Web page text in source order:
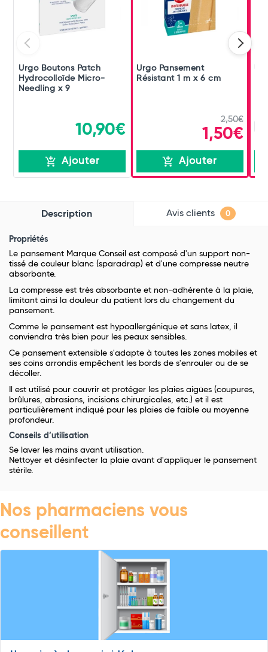
Urgo Boutons Patch
Hydrocolloïde Micro-
Needling x 9
10,90€
Ajouter
Urgo Pansement
Résistant 1 m x 6 cm
2,50€
1,50€
Ajouter
Description Avis clients 0
Propriétés
Le pansement Marque Conseil est composé d'un support non-
tissé de couleur blanc (sparadrap) et d'une compresse neutre
absorbante.
La compresse est très absorbante et non-adhérente à la plaie,
limitant ainsi la douleur du patient lors du changement du
pansement.
Comme le pansement est hypoallergénique et sans latex, il
conviendra très bien pour les peaux sensibles.
Ce pansement extensible s'adapte à toutes les zones mobiles et
ses coins arrondis empêchent les bords de s'enrouler ou de se
décoller.
Il est utilisé pour couvrir et protéger les plaies aigües (coupures,
brûlures, abrasions, incisions chirurgicales, etc.) et il est
particulièrement indiqué pour les plaies de faible ou moyenne
profondeur.
Conseils d’utilisation
Se laver les mains avant utilisation.
Nettoyer et désinfecter la plaie avant d'appliquer le pansement
stérile.
Nos pharmaciens vous
conseillent